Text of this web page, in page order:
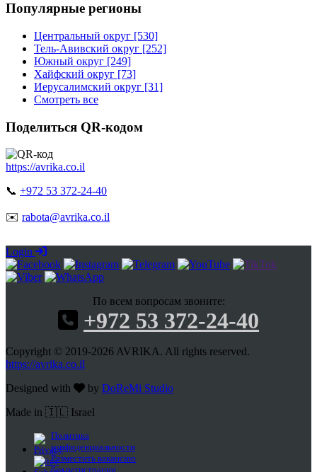
Популярные регионы
Центральный округ [530]
Тель-Авивский округ [252]
Южный округ [249]
Хайфский округ [73]
Иерусалимский округ [31]
Смотреть все
Поделиться QR-кодом
https://avrika.co.il
📞 +972 53 372-24-40
✉️ rabota@avrika.co.il
Login
По всем вопросам звоните:
+972 53 372-24-40
Copyright © 2019-2026 AVRIKA. All rights reserved.
https://avrika.co.il
Designed with
by DoReMi Studio
Made in 🇮🇱 Israel
Политика
конфиденциальности
Разместить вакансию
без регистрации